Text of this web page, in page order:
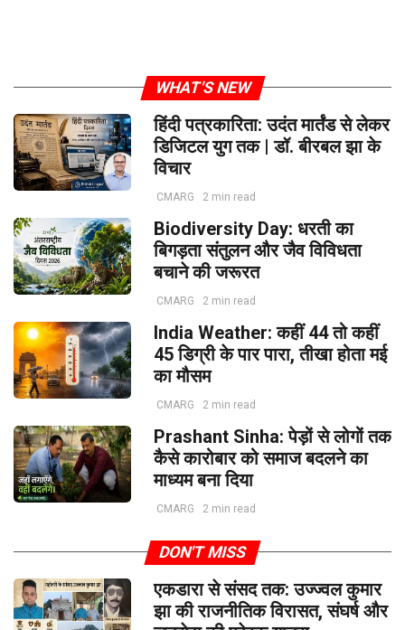
WHAT'S NEW
हिंदी पत्रकारिता: उदंत मार्तंड से लेकर
डिजिटल युग तक | डॉ. बीरबल झा के
विचार
CMARG 2 min read
Biodiversity Day: धरती का
बिगड़ता संतुलन और जैव विविधता
बचाने की जरूरत
CMARG 2 min read
India Weather: कहीं 44 तो कहीं
45 डिग्री के पार पारा, तीखा होता मई
का मौसम
CMARG 2 min read
Prashant Sinha: पेड़ों से लोगों तक
कैसे कारोबार को समाज बदलने का
माध्यम बना दिया
CMARG 2 min read
DON'T MISS
एकडारा से संसद तक: उज्ज्वल कुमार
झा की राजनीतिक विरासत, संघर्ष और